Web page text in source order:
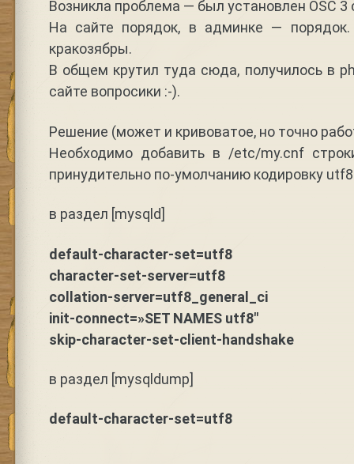
Возникла проблема — был установлен OSC 3
На сайте порядок, в админке —
кракозябры.
В общем крутил туда сюда, получилось в
сайте вопросики :-).
Решение (может и кривоватое, но точно
Необходимо добавить в /etc/my.cnf
принудительно по-умолчанию кодировку utf8
в раздел [mysqld]
default-character-set=utf8
character-set-server=utf8
collation-server=utf8_general_ci
init-connect=»SET NAMES utf8″
skip-character-set-client-handshake
в раздел [mysqldump]
default-character-set=utf8